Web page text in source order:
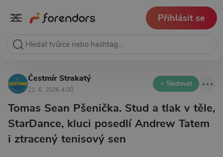
Přihlásit se
Čestmír Strakatý
21. 6. 2026 4:00
+ Sledovat
Tomas Sean Pšenička. Stud a tlak v těle,
StarDance, kluci posedlí Andrew Tatem
i ztracený tenisový sen